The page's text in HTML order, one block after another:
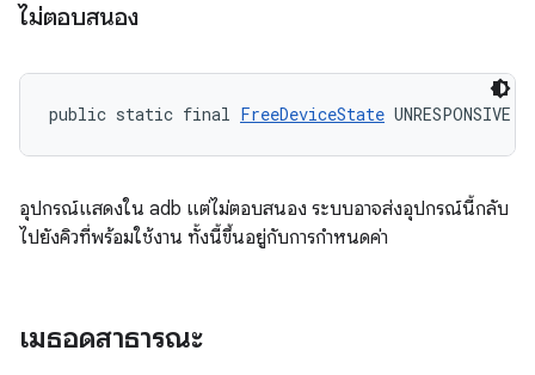
ไม่ตอบสนอง
public static final FreeDeviceState UNRESPONSIVE
อุปกรณ์แสดงใน adb แต่ไม่ตอบสนอง ระบบอาจส่งอุปกรณ์นี้กลับ
ไปยังคิวที่พร้อมใช้งาน ทั้งนี้ขึ้นอยู่กับการกำหนดค่า
เมธอดสาธารณะ